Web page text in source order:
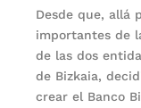
Desde que, allá
importantes de
de las dos
de Bizkaia,
crear el Banco